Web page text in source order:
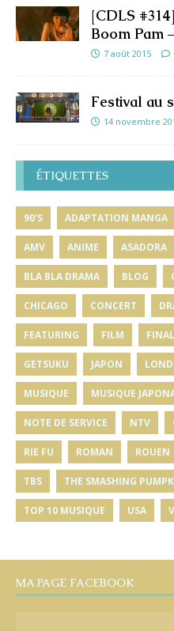
[CDLS
Boom Pam
7 août 2015
Festival au
14 novembre
ÉTIQUETTES
90'S ADAPTATION MANGA
AMV ANIME ASADORA
BLA BLA DRAMA BLOG
CHICAGO CONCERT
FEATURING FILM
GETSUKU JAPON
MUSIQUE MUSIQUE
NOTE DE SERVICE NTV
RIE FU ROMAN ROUEN
TBS THE SMASHING
TOP 10 MUSIQUE USA
MA PAGE FACEBOOK